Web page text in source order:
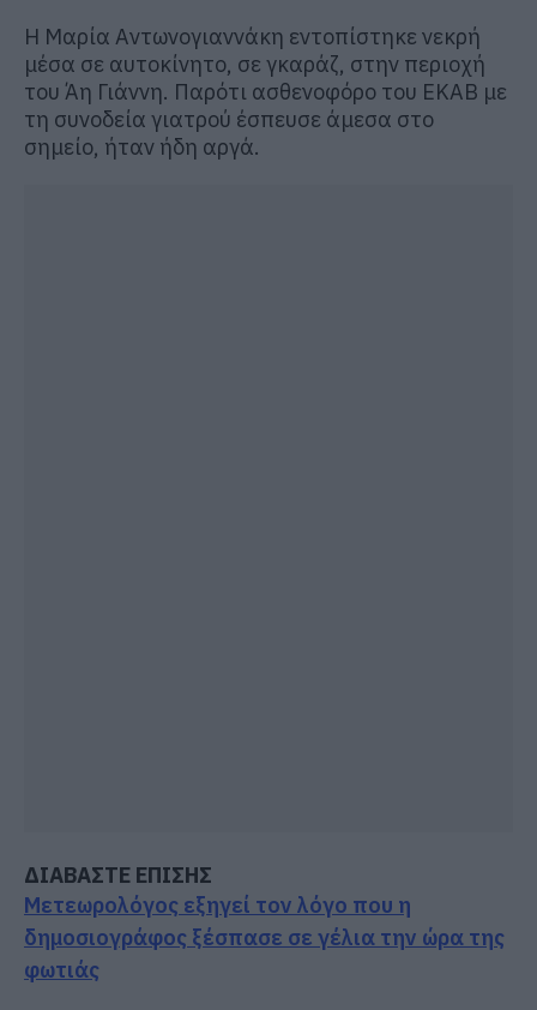
Η Μαρία Αντωνογιαννάκη εντοπίστηκε νεκρή
μέσα σε αυτοκίνητο, σε γκαράζ, στην περιοχή
του Άη Γιάννη. Παρότι ασθενοφόρο του ΕΚΑΒ με
τη συνοδεία γιατρού έσπευσε άμεσα στο
σημείο, ήταν ήδη αργά.
ΔΙΑΒΑΣΤΕ ΕΠΙΣΗΣ
Μετεωρολόγος εξηγεί τον λόγο που η
δημοσιογράφος ξέσπασε σε γέλια την ώρα της
φωτιάς